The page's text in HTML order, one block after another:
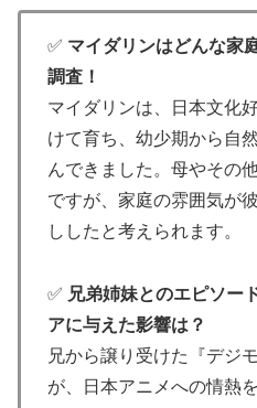
✅ マイダリンはどんな家
調査！
マイダリンは、日本文化
けて育ち、幼少期から自
んできました。母やその
ですが、家庭の雰囲気が
ししたと考えられます。
✅ 兄弟姉妹とのエピソー
アに与えた影響は？
兄から譲り受けた『デジ
が、日本アニメへの情熱